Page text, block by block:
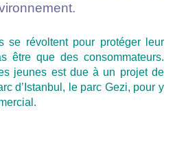
révoltent pour protéger leur
être que des consommateurs.
jeunes est due à un projet de
d’Istanbul, le parc Gezi, pour y